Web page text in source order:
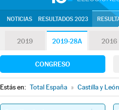
NOTICIAS RESULTADOS 2023
2019 2019-28A 2016
CONGRESO
Estás en: Total España » Castilla y León